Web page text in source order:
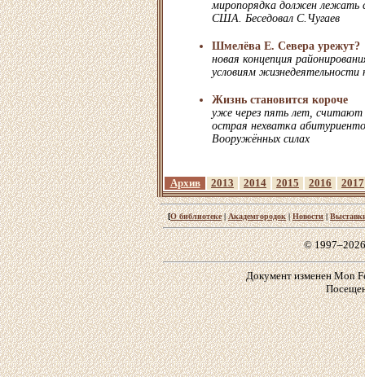
миропорядка должен лежать
США. Беседовал С.Чугаев
Шмелёва Е. Севера урежут?
новая концепция
условиям жизнедеятельности
Жизнь становится короче
уже через пять лет, считают
острая нехватка
Вооружённых силах
Архив 2013 2014 2015 2016 2017
[О библиотеке|Академгородок|Новости|
©
Документ изменен Mon